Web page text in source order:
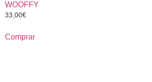
WOOFFY
33,00€
Comprar